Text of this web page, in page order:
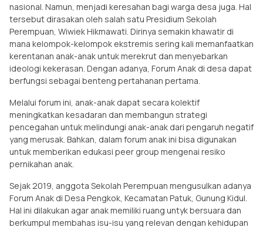
nasional. Namun, menjadi keresahan bagi warga desa juga. Hal
tersebut dirasakan oleh salah satu Presidium Sekolah
Perempuan, Wiwiek Hikmawati. Dirinya semakin khawatir di
mana kelompok-kelompok ekstremis sering kali memanfaatkan
kerentanan anak-anak untuk merekrut dan menyebarkan
ideologi kekerasan. Dengan adanya, Forum Anak di desa dapat
berfungsi sebagai benteng pertahanan pertama.
Melalui forum ini, anak-anak dapat secara kolektif
meningkatkan kesadaran dan membangun strategi
pencegahan untuk melindungi anak-anak dari pengaruh negatif
yang merusak. Bahkan, dalam forum anak ini bisa digunakan
untuk memberikan edukasi peer group mengenai resiko
pernikahan anak.
Sejak 2019, anggota Sekolah Perempuan mengusulkan adanya
Forum Anak di Desa Pengkok, Kecamatan Patuk, Gunung Kidul.
Hal ini dilakukan agar anak memiliki ruang untyk bersuara dan
berkumpul membahas isu-isu yang relevan dengan kehidupan